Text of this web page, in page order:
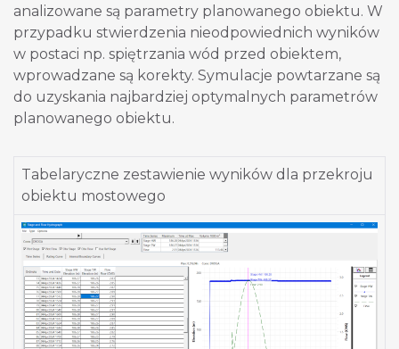
analizowane są parametry planowanego obiektu. W
przypadku stwierdzenia nieodpowiednich wyników
w postaci np. spiętrzania wód przed obiektem,
wprowadzane są korekty. Symulacje powtarzane są
do uzyskania najbardziej optymalnych parametrów
planowanego obiektu.
Tabelaryczne zestawienie wyników dla przekroju
obiektu mostowego